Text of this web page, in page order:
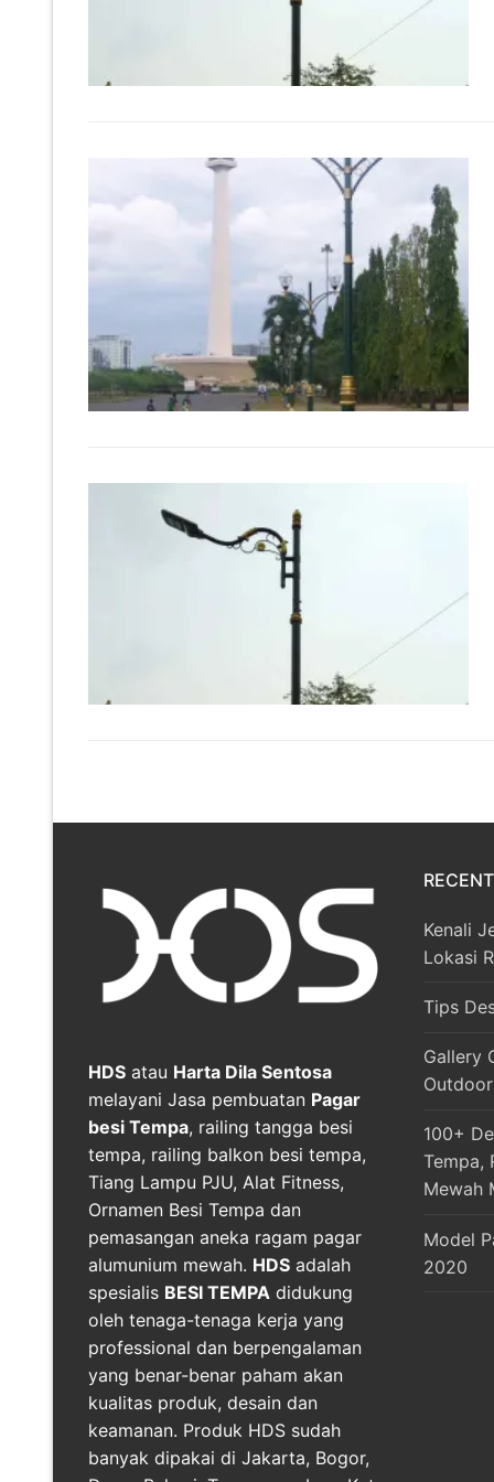
HDS atau Harta Dila Sentosa
melayani Jasa pembuatan Pagar
besi Tempa, railing tangga besi
tempa, railing balkon besi tempa,
Tiang Lampu PJU, Alat Fitness,
Ornamen Besi Tempa dan
pemasangan aneka ragam pagar
alumunium mewah. HDS adalah
spesialis BESI TEMPA didukung
oleh tenaga-tenaga kerja yang
professional dan berpengalaman
yang benar-benar paham akan
kualitas produk, desain dan
keamanan. Produk HDS sudah
banyak dipakai di Jakarta, Bogor,
Kenali
Lokasi
Tips
Gallery
Outdoor
100+
Tempa,
Mewah
Model
2020